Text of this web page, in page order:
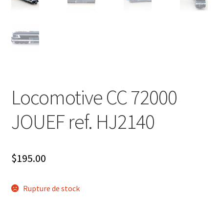
Locomotive CC 72000
JOUEF ref. HJ2140
$195.00
Rupture de stock